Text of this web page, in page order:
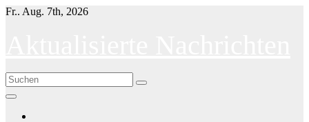
Skip
Fr.. Aug. 7th, 2026